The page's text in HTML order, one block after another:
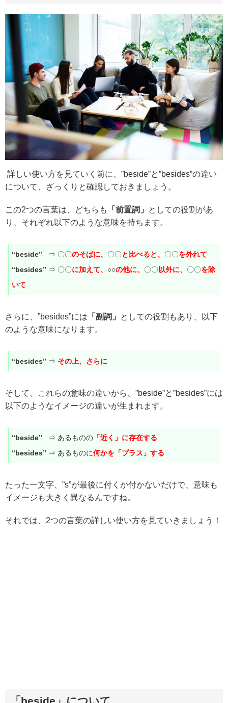
詳しい使い方を見ていく前に、”beside”と”besides”の違い
について、ざっくりと確認しておきましょう。
この2つの言葉は、どちらも 「前置詞」
としての役割があ
り、それぞれ以下のような意味を持ちます。
“beside” ⇒ 〇〇のそばに、 〇〇と比べると、 〇〇を外れて
“besides” ⇒ 〇〇に加えて、 ○○の他に、 〇〇以外に、 〇〇を除
いて
さらに、”besides”には 「副詞」
としての役割もあり、以下
のような意味になります。
“besides” ⇒ その上、さらに
そして、これらの意味の違いから、”beside”と”besides”には
以下のようなイメージの違いが生まれます。
“beside” ⇒ あるものの 「近く」に存在する
“besides” ⇒ あるものに何かを「プラス」する
たった一文字、”s”が最後に付くか付かないだけで、意味も
イメージも大きく異なるんですね。
それでは、2つの言葉の詳しい使い方を見ていきましょう！
「beside」について